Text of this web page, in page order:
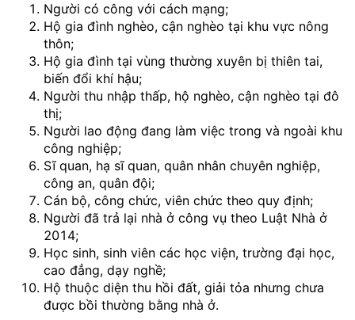
Người có công với cách mạng;
Hộ gia đình nghèo, cận nghèo tại khu vực nông
thôn;
Hộ gia đình tại vùng thường xuyên bị thiên tai,
biến đổi khí hậu;
Người thu nhập thấp, hộ nghèo, cận nghèo tại đô
thị;
Người lao động đang làm việc trong và ngoài khu
công nghiệp;
Sĩ quan, hạ sĩ quan, quân nhân chuyên nghiệp,
công an, quân đội;
Cán bộ, công chức, viên chức theo quy định;
Người đã trả lại nhà ở công vụ theo Luật Nhà ở
2014;
Học sinh, sinh viên các học viện, trường đại học,
cao đẳng, dạy nghề;
Hộ thuộc diện thu hồi đất, giải tỏa nhưng chưa
được bồi thường bằng nhà ở.